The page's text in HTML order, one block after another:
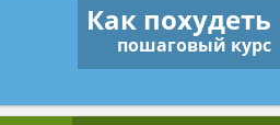
Как похудеть
пошаговый курс